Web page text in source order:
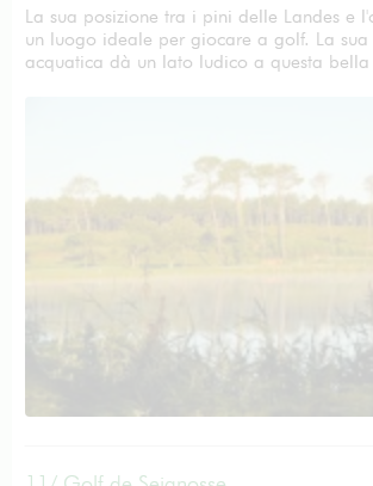
La sua posizione tra i pini delle Landes e
un luogo ideale per giocare a golf. La sua
acquatica dà un lato ludico a questa bella